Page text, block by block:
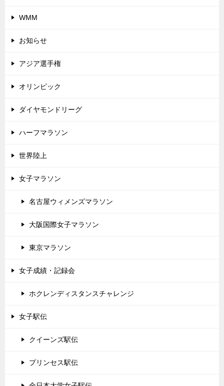
WMM
お知らせ
アジア選手権
オリンピック
ダイヤモンドリーグ
ハーフマラソン
世界陸上
女子マラソン
名古屋ウィメンズマラソン
大阪国際女子マラソン
東京マラソン
女子成績・記録会
ホクレンディスタンスチャレンジ
女子駅伝
クイーンズ駅伝
プリンセス駅伝